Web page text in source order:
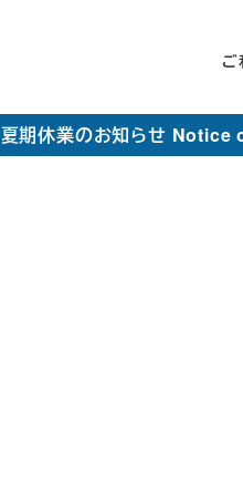
ご
夏期休業のお知らせ Notice